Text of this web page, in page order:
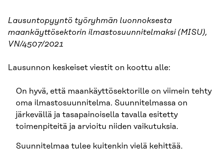
Lausuntopyyntö työryhmän luonnoksesta
maankäyttösektorin ilmastosuunnitelmaksi (MISU),
VN/4507/2021
Lausunnon keskeiset viestit on koottu alle:
On hyvä, että maankäyttösektorille on viimein tehty
oma ilmastosuunnitelma. Suunnitelmassa on
järkevällä ja tasapainoisella tavalla esitetty
toimenpiteitä ja arvioitu niiden vaikutuksia.
Suunnitelmaa tulee kuitenkin vielä kehittää.